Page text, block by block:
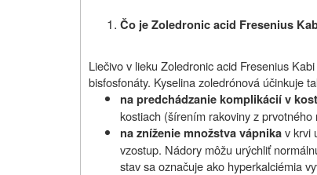
Čo je Zoledronic acid Fresenius
Liečivo v lieku Zoledronic acid Fresenius Kabi
bisfosfonáty. Kyselina zoledrónová účinkuje
na predchádzanie komplikácií v
kostiach (šírením rakoviny z prvotného
na zníženie množstva vápnikav krvi
vzostup. Nádory môžu urýchliť
stav sa označuje ako hyperkalciémia